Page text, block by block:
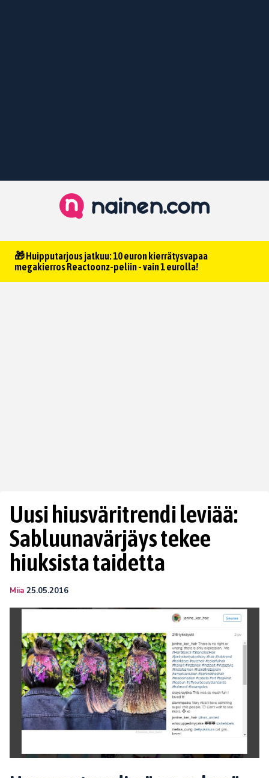
🎁 Huipputarjous jatkuu: 10 euron kierrätysvapaa
megakierros Reactoonz-peliin - vain 1 eurolla!
Uusi hiusväritrendi leviää:
Sabluunavärjäys tekee
hiuksista taidetta
Miia 25.05.2016